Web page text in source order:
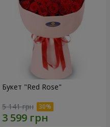
Букет "Red Rose"
5 141 грн